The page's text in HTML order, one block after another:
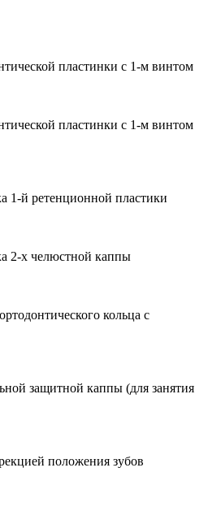
пластинки с 1-м винтом
пластинки с 1-м винтом
1-й ретенционной пластики
2-х челюстной каппы
кольца с
защитной каппы (для занятия
положения зубов